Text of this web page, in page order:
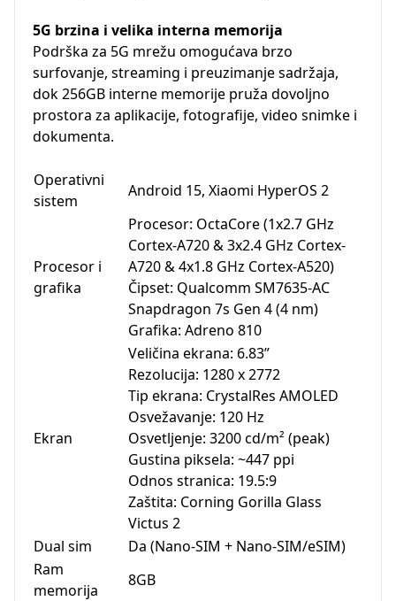
5G brzina i velika interna memorija
Podrška za 5G mrežu omogućava brzo
surfovanje, streaming i preuzimanje sadržaja,
dok 256GB interne memorije pruža dovoljno
prostora za aplikacije, fotografije, video snimke i
dokumenta.
Operativni
sistem
Android 15, Xiaomi HyperOS 2
Procesor i
grafika
Procesor: OctaCore (1x2.7 GHz
Cortex-A720 & 3x2.4 GHz Cortex-
A720 & 4x1.8 GHz Cortex-A520)
Čipset: Qualcomm SM7635-AC
Snapdragon 7s Gen 4 (4 nm)
Grafika: Adreno 810
Ekran
Veličina ekrana: 6.83”
Rezolucija: 1280 x 2772
Tip ekrana: CrystalRes AMOLED
Osvežavanje: 120 Hz
Osvetljenje: 3200 cd/m² (peak)
Gustina piksela: ~447 ppi
Odnos stranica: 19.5:9
Zaštita: Corning Gorilla Glass
Victus 2
Dual sim
Da (Nano-SIM + Nano-SIM/eSIM)
Ram
memorija
8GB